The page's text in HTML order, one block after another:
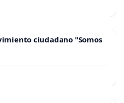
ciudadano "Somos